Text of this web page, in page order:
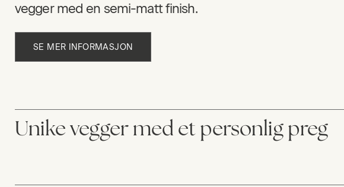
vegger med en semi-matt finish.
SE MER INFORMASJON
Unike vegger med et personlig preg